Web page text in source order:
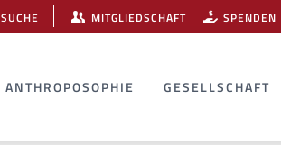
SUCHE MITGLIEDSCHAFT SPENDEN
ANTHROPOSOPHIE GESELLSCHAFT